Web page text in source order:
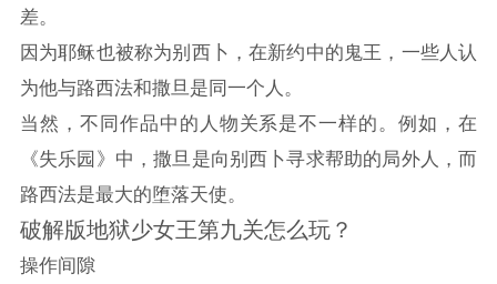
差。
因为耶稣也被称为别西卜，在新约中的鬼王，一些人认
为他与路西法和撒旦是同一个人。
当然，不同作品中的人物关系是不一样的。例如，在
《失乐园》中，撒旦是向别西卜寻求帮助的局外人，而
路西法是最大的堕落天使。
破解版地狱少女王第九关怎么玩？
操作间隙